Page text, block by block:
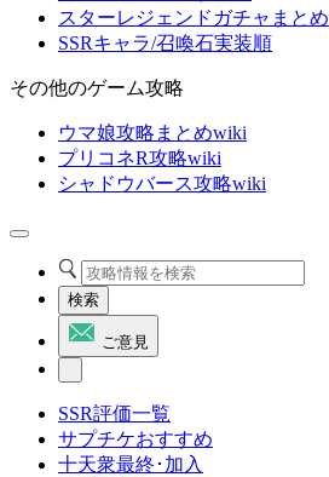
スターレジェンドガチャまとめ
SSRキャラ/召喚石実装順
その他のゲーム攻略
ウマ娘攻略まとめwiki
プリコネR攻略wiki
シャドウバース攻略wiki
検索
ご意見
SSR評価一覧
サプチケおすすめ
十天衆最終･加入